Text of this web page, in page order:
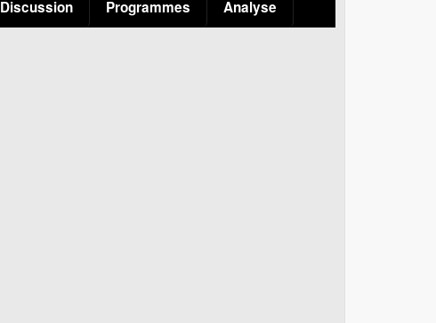
Discussion Programmes Analyse